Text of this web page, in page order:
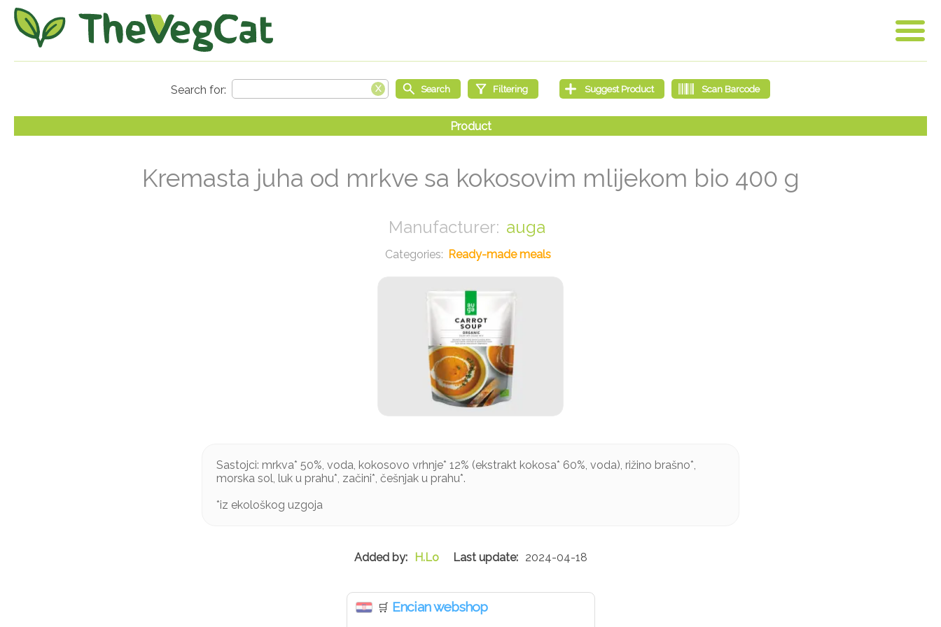
Kremasta juha od mrkve sa kokosovim mlijekom bio 400 g
auga
Ready-made meals
Sastojci: mrkva* 50%, voda, kokosovo vrhnje* 12% (ekstrakt kokosa* 60%, voda), rižino brašno*,
morska sol, luk u prahu*, začini*, češnjak u prahu*.
*iz ekološkog uzgoja
H.Lo 2024-04-18
🛒 Encian webshop